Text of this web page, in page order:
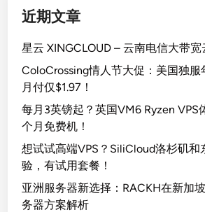
近期文章
星云 XINGCLOUD – 云南电信大带宽
ColoCrossing情人节大促：美国独服
月付仅$1.97！
每月3英镑起？英国VM6 Ryzen VPS
个月免费机！
想试试高端VPS？SiliCloud洛杉矶和
验，有试用套餐！
亚洲服务器新选择：RACKH在新加
务器方案解析